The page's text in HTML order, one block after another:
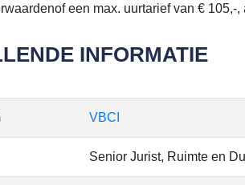
een max. uurtarief van €
INFORMATIE
VBCI
Senior Jurist, Ruimte en